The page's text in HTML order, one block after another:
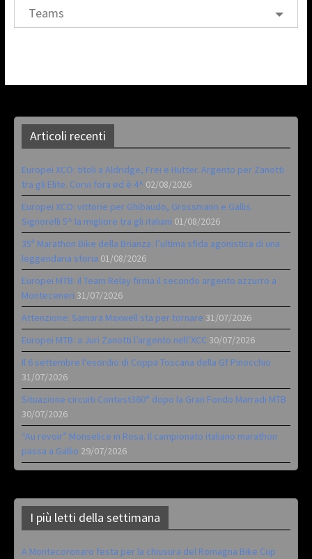
Teams
Articoli recenti
Europei XCO: titoli a Aldridge, Frei e Hutter. Argento per Zanotti
tra gli Elite. Corvi fora ed è 4^ 02/08/2026
Europei XCO: vittorie per Ghibaudo, Grossmann e Gallis.
Signorelli 5^ la migliore tra gli italiani 01/08/2026
35ª Marathon Bike della Brianza: l’ultima sfida agonistica di una
leggendaria storia 01/08/2026
Europei MTB: il Team Relay firma il secondo argento azzurro a
Monteceneri 31/07/2026
Attenzione: Samara Maxwell sta per tornare 31/07/2026
Europei MTB: a Juri Zanotti l’argento nell’XCC 30/07/2026
Il 6 settembre l’esordio di Coppa Toscana della Gf Pinocchio
31/07/2026
Situazione circuiti Contest360° dopo la Gran Fondo Marradi MTB
30/07/2026
“Au revoir” Monselice in Rosa. Il campionato italiano marathon
passa a Gallio 29/07/2026
I più letti della settimana
A Montecoronaro festa per la chiusura del Romagna Bike Cup